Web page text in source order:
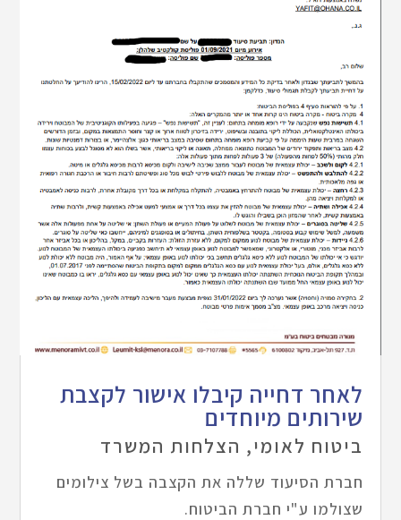
לאחר דחייה קיבלו אישור לקצבת
שירותים מיוחדים
ביטוח לאומי, הצלחות המשרד
חברת הסיעוד שללה את הקצבה בשל צילומים
שצולמו ע"י חברת הביטוח.